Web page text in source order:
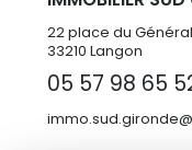
22 place du
33210 Langon
05 57 98 65